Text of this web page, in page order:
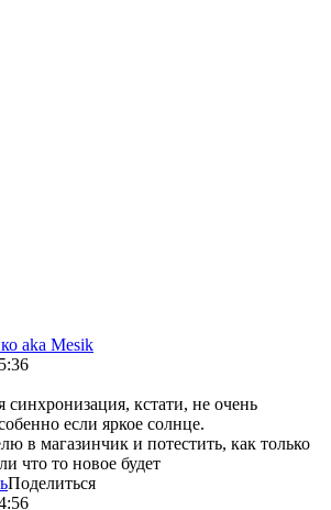
aka Mesik
синхронизация, кстати, не очень
если яркое солнце.
в магазинчик и потестить, как только
что то новое будет
Поделиться